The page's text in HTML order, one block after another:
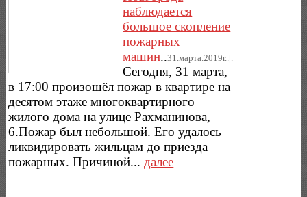
наблюдается
большое скопление
пожарных
машин..31.марта.2019г..|.
Сегодня, 31 марта,
в 17:00 произошёл пожар в квартире на
десятом этаже многоквартирного
жилого дома на улице Рахманинова,
6.Пожар был небольшой. Его удалось
ликвидировать жильцам до приезда
пожарных. Причиной... далее